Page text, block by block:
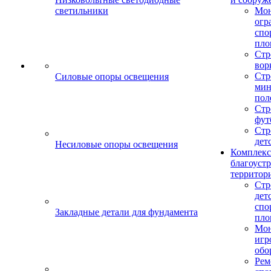
светильники
Силовые опоры освещения
Несиловые опоры освещения
Закладные детали для фундамента